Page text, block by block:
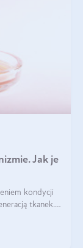
Jak je
kondycji
tkanek.